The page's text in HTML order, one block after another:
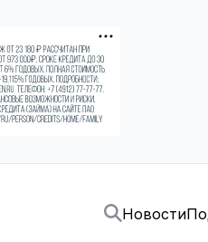
Новости